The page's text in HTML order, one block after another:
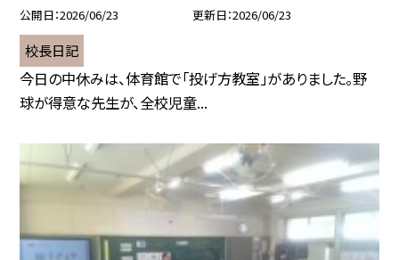
公開日 2026/06/23 更新日 2026/06/23
校長日記
今日の中休みは、体育館で「投げ方教室」がありました。野
球が得意な先生が、全校児童...